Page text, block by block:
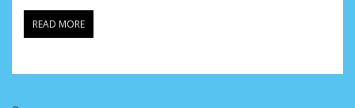
READ MORE